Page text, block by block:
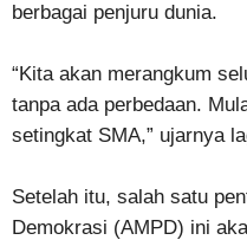
berbagai penjuru dunia.
“Kita akan merangkum
tanpa ada perbedaan.
setingkat SMA,” ujarnya
Setelah itu, salah satu
Demokrasi (AMPD) ini